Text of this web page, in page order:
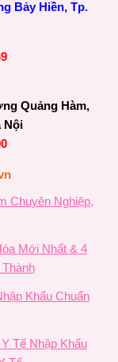
Bảy Hiền, Tp.
Quảng Hàm,
Nội
Chuyên Nghiệp,
Mới Nhất & 4
Khẩu Chuẩn
Tế Nhập Khẩu